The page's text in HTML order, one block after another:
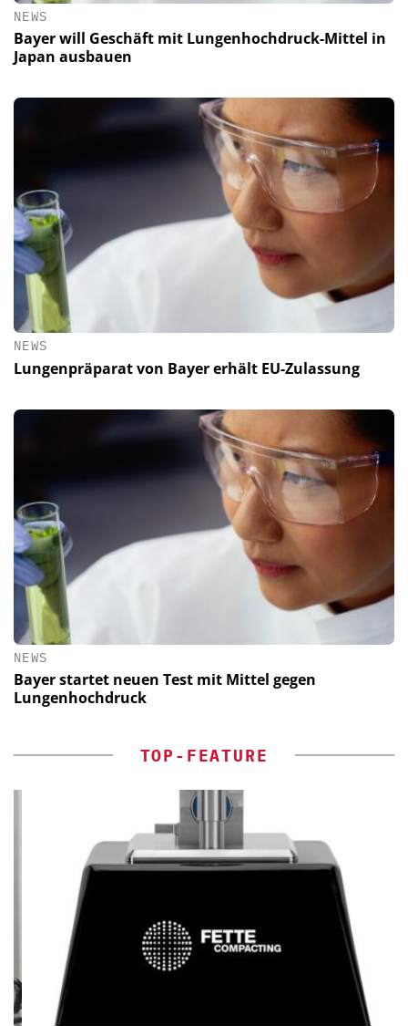
NEWS
Bayer will Geschäft mit Lungenhochdruck-Mittel in
Japan ausbauen
NEWS
Lungenpräparat von Bayer erhält EU-Zulassung
NEWS
Bayer startet neuen Test mit Mittel gegen
Lungenhochdruck
TOP-FEATURE